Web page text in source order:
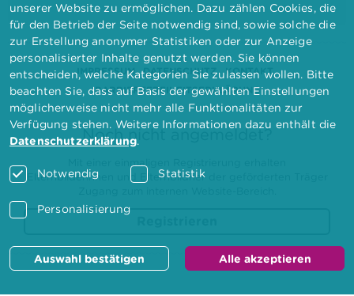
IMPRESSUM DATENSCHUTZ
KONTAKT
BARRIEREFREIHEITSERKLÄRUNG
Noch nicht angemeldet?
Mit einer einmaligen Registrierung erhalten
Elternbilderinnen und Elternbildner der geförderten Träger
unserer Website zu ermöglichen. Dazu zählen Cookies, die
für den Betrieb der Seite notwendig sind, sowie solche die
zur Erstellung anonymer Statistiken oder zur Anzeige
personalisierter Inhalte genutzt werden. Sie können
entscheiden, welche Kategorien Sie zulassen wollen. Bitte
beachten Sie, dass auf Basis der gewählten Einstellungen
möglicherweise nicht mehr alle Funktionalitäten zur
Verfügung stehen. Weitere Informationen dazu enthält die
Datenschutzerklärung.
Notwendig Statistik
Personalisierung
Auswahl bestätigen Alle akzeptieren